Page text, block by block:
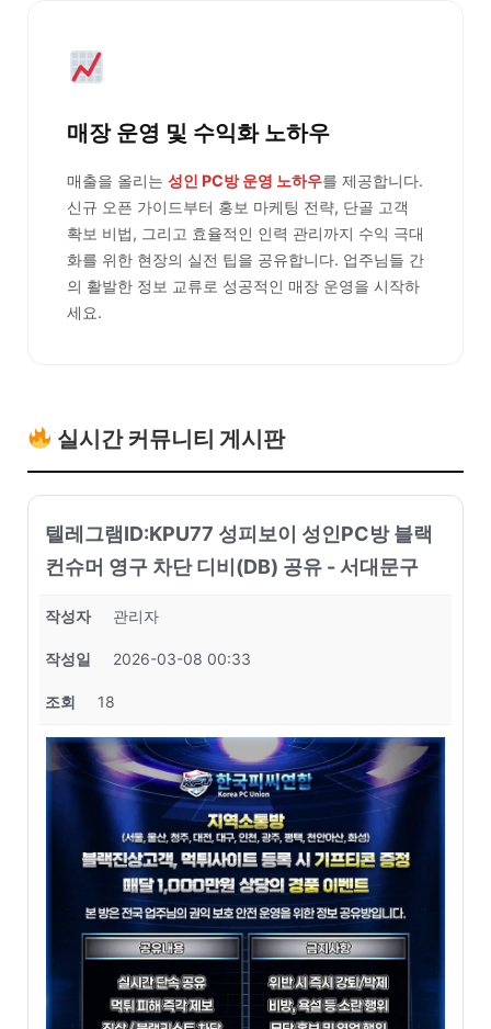
매장 운영 및 수익화 노하우
매출을 올리는 성인 PC방 운영 노하우를 제공합니다.
신규 오픈 가이드부터 홍보 마케팅 전략, 단골 고객
확보 비법, 그리고 효율적인 인력 관리까지 수익 극대
화를 위한 현장의 실전 팁을 공유합니다. 업주님들 간
의 활발한 정보 교류로 성공적인 매장 운영을 시작하
세요.
실시간 커뮤니티 게시판
텔레그램ID:KPU77 성피보이 성인PC방 블랙
컨슈머 영구 차단 디비(DB) 공유 - 서대문구
작성자 관리자
작성일 2026-03-08 00:33
조회 18